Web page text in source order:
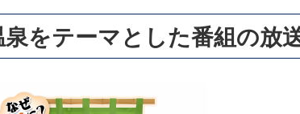
泉をテーマとした番組の放